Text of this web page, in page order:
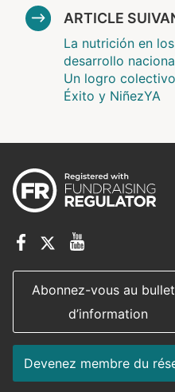
ARTICLE
La nutrición en
desarrollo
Un logro
Éxito y NiñezYA
Abonnez-vous au
d’information
Devenez membre du